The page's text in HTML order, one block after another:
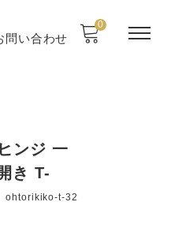
問い合わせ
0
ンジ 一
き T-
ohtorikiko-t-32